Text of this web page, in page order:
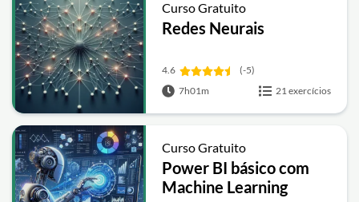
Curso Gratuito
Redes Neurais
4.6
(-5)
7h01m
21 exercícios
Curso Gratuito
Power BI básico com
Machine Learning